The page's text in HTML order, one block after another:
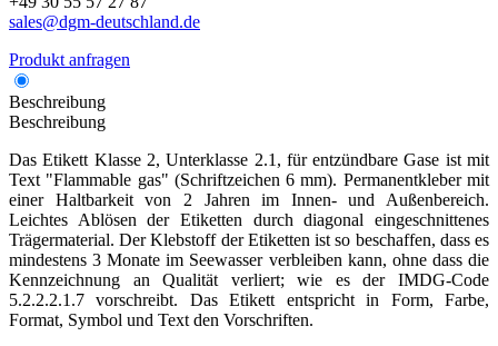
sales@dgm-deutschland.de
Produkt anfragen
Beschreibung
Beschreibung
Das Etikett Klasse 2, Unterklasse 2.1, für entzündbare Gase ist mit
Text "Flammable gas" (Schriftzeichen 6 mm). Permanentkleber mit
einer Haltbarkeit von 2 Jahren im Innen- und Außenbereich.
Leichtes Ablösen der Etiketten durch diagonal eingeschnittenes
Trägermaterial. Der Klebstoff der Etiketten ist so beschaffen, dass es
mindestens 3 Monate im Seewasser verbleiben kann, ohne dass die
Kennzeichnung an Qualität verliert; wie es der IMDG-Code
5.2.2.2.1.7 vorschreibt. Das Etikett entspricht in Form, Farbe,
Format, Symbol und Text den Vorschriften.